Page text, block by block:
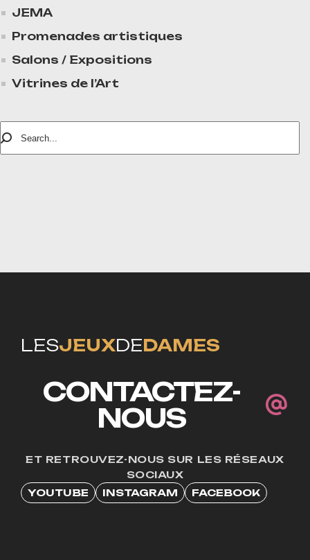
JEMA
Promenades artistiques
Salons / Expositions
Vitrines de l’Art
LESJEUXDEDAMES
CONTACTEZ-
NOUS
ET RETROUVEZ-NOUS SUR LES RÉSEAUX
SOCIAUX
YOUTUBE
INSTAGRAM FACEBOOK